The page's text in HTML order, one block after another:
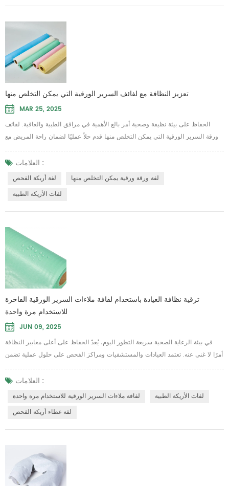
تعزيز النظافة مع لفائف السرير الورقية التي يمكن التخلص منها
MAR 25, 2025
الحفاظ على بيئة نظيفة وصحية أمر بالغ الأهمية في مرافق الطبية والعافية. لفائف
ورقة السرير الورقية التي يمكن التخلص منها قدم حلاً عمليًا لضمان راحة المريض مع
منع التلوث المتبادل. تساعد لفات السرير هذه للاستخدام الفردي ، على الحفاظ على
معايير النظافة العالية في المستشفيات والعيادات ومراكز التدليك وصالونات التجميل.
مصنوع من مزيج من فيلم الورق و PE ، ملكنا لفائف غطاء أريكة الفحص هي مقاومة
العلامات :
لفة أريكة الفحص
لفة ورقة ورقية يمكن التخلص منها
لفات الأريكة الطبية
ترقية نظافة العيادة باستخدام لفافة ملاءات السرير الورقية الفاخرة
للاستخدام مرة واحدة
JUN 09, 2025
في بيئة الرعاية الصحية سريعة التطور اليوم، يُعدّ الحفاظ على أعلى معايير النظافة
أمرًا لا غنى عنه. تعتمد العيادات والمستشفيات ومراكز الفحص على حلول عملية تضمن
راحة المرضى مع تقليل مخاطر التلوث. ومن هذه الحلول التي تزداد رواجًا: لفافة
ملاءات السرير الورقية للاستخدام مرة واحدة تم تصميم هذا المنتج متعدد الاستخدامات
للاستخدام مرة واحدة، حيث يوفر حاجزًا صحيًا على طاولات الفحص والأسرّة، مما
العلامات :
لفافة ملاءات السرير الورقية للاستخدام مرة واحدة
لفات الأريكة الطبية
لفة غطاء أريكة الفحص